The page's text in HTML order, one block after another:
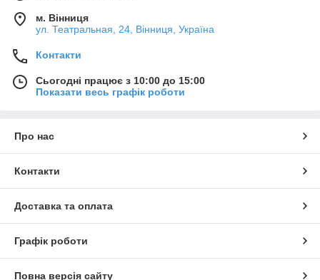
м. Вінниця
ул. Театральная, 24, Вінниця, Україна
Контакти
Сьогодні працює з 10:00 до 15:00
Показати весь графік роботи
Про нас
Контакти
Доставка та оплата
Графік роботи
Повна версія сайту